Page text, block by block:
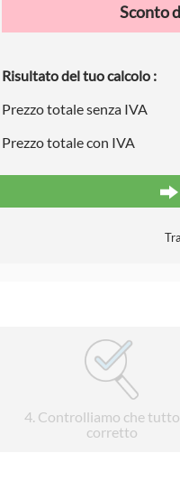
Sconto
Risultato del tuo calcolo :
Prezzo totale senza IVA
Prezzo totale con IVA
4. Controlliamo che
corretto